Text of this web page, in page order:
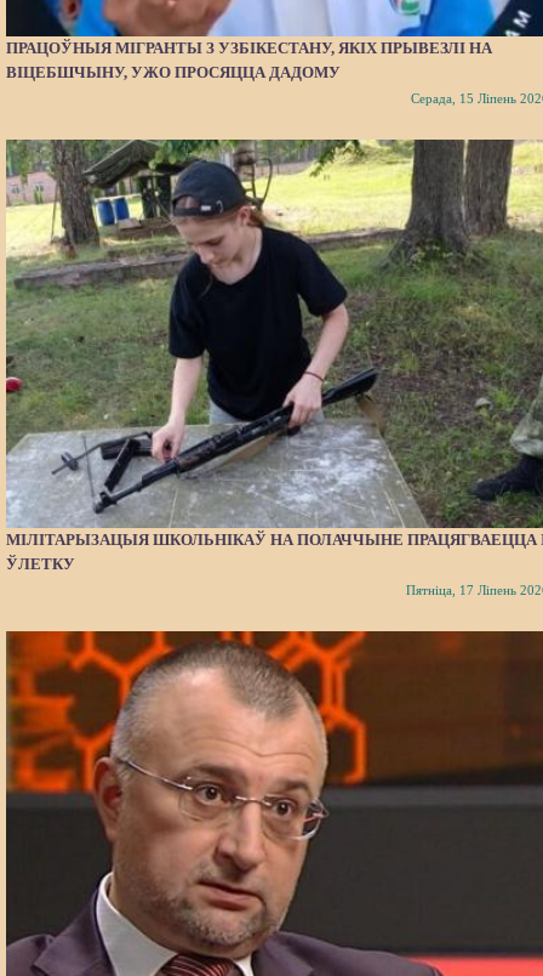
ПРАЦОЎНЫЯ МІГРАНТЫ З УЗБІКЕСТАНУ, ЯКІХ ПРЫВЕЗЛІ НА
ВІЦЕБШЧЫНУ, УЖО ПРОСЯЦЦА ДАДОМУ
Серада, 15 Ліпень
МІЛІТАРЫЗАЦЫЯ ШКОЛЬНІКАЎ НА ПОЛАЧЧЫНЕ ПРАЦЯГВАЕЦЦА
ЎЛЕТКУ
Пятніца, 17 Ліпень